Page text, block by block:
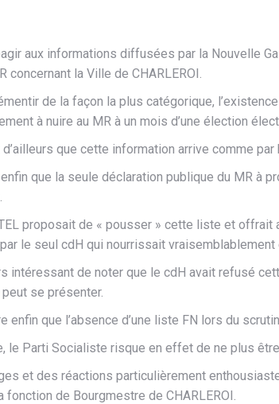
aux informations diffusées par la Nouvelle
concernant la Ville de CHARLEROI.
de la façon la plus catégorique,
à nuire au MR à un mois d’une élection
que cette information arrive comme
que la seule déclaration publique du MR
proposait de « pousser » cette liste et
le seul cdH qui nourrissait vraisemblablement
intéressant de noter que le cdH avait refusé
peut se présenter.
enfin que l’absence d’une liste FN lors du
le Parti Socialiste risque en effet de ne plus
et des réactions particulièrement
de Bourgmestre de CHARLEROI.